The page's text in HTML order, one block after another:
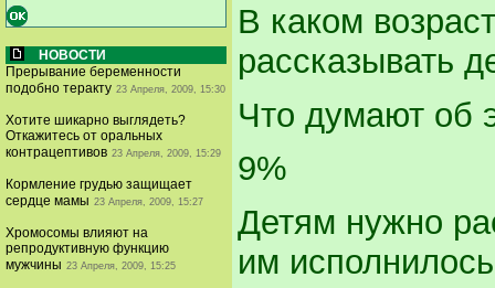
НОВОСТИ
Прерывание беременности
подобно теракту 23 Апреля, 2009, 15:30
Хотите шикарно выглядеть?
Откажитесь от оральных
контрацептивов 23 Апреля, 2009, 15:29
Кормление грудью защищает
сердце мамы 23 Апреля, 2009, 15:27
Хромосомы влияют на
репродуктивную функцию
мужчины 23 Апреля, 2009, 15:25
В каком
рассказывать
Что думают об
9%
Детям нужно
им